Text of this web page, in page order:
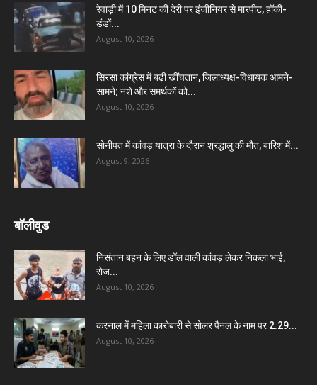
रेवाड़ी में 10 मिनट की देरी पर इंजीनियर से मारपीट, हॉकी-
डंडों...
August 10, 2026
सिरसा कांग्रेस में बढ़ी खींचतान, जिलाध्यक्ष-विधायक आमने-
सामने; नशे और समर्थकों को...
August 10, 2026
सोनीपत में कांवड़ यात्रा के दौरान श्रद्धालु की मौत, बारिश में...
August 9, 2026
बॉलीवुड
निसंतान बहन के लिए डॉल वाली कांवड़ लेकर निकला भाई,
रोज...
August 10, 2026
करनाल में महिला कारोबारी से सोलर पैनल के नाम पर 2.29...
August 10, 2026